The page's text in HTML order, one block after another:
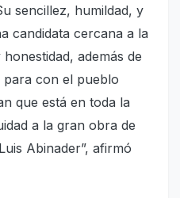
sencillez, humildad, y
candidata cercana a la
además de
para con el pueblo
que está en toda la
a la gran obra de
Abinader”, afirmó